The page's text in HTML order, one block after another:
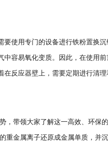
用专门的设备进行铁粉置换沉
易氧化变质。因此，在使用前
应器壁上，需要定期进行清理
带领大家了解这一高效、环保的
金属离子还原成金属单质，并